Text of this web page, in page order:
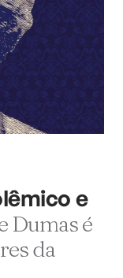
e
Dumas é
da